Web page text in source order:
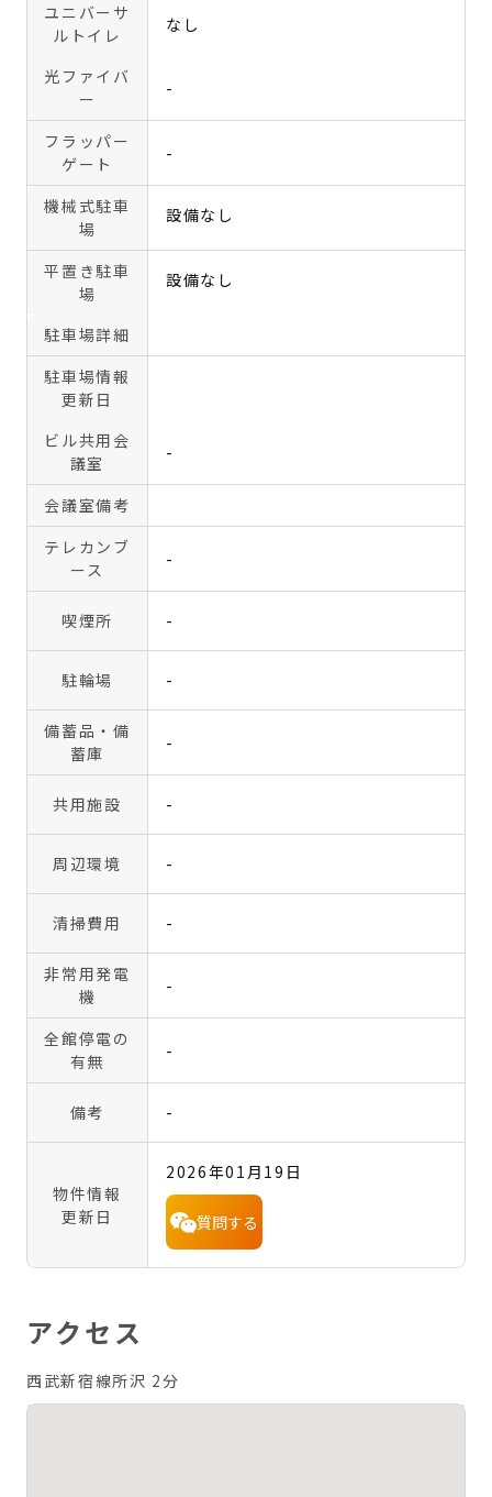
ユニバーサ
ルトイレ
なし
光ファイバ
ー
-
フラッパー
ゲート
-
機械式駐車
場
設備なし
平置き駐車
場
設備なし
駐車場詳細
駐車場情報
更新日
ビル共用会
議室
-
会議室備考
テレカンブ
ース
-
喫煙所 -
駐輪場 -
備蓄品・備
蓄庫
-
共用施設 -
周辺環境 -
清掃費用 -
非常用発電
機
-
全館停電の
有無
-
備考 -
物件情報
更新日
2026年01月19日
質問する
アクセス
西武新宿線所沢 2分